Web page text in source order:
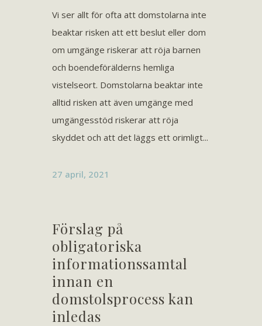
Vi ser allt för ofta att domstolarna inte
beaktar risken att ett beslut eller dom
om umgänge riskerar att röja barnen
och boendeförälderns hemliga
vistelseort. Domstolarna beaktar inte
alltid risken att även umgänge med
umgängesstöd riskerar att röja
skyddet och att det läggs ett orimligt...
27 april, 2021
Förslag på
obligatoriska
informationssamtal
innan en
domstolsprocess kan
inledas